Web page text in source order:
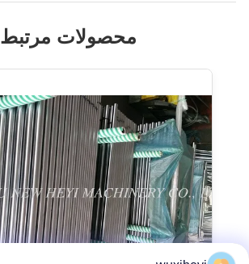
محصولات مرتبط